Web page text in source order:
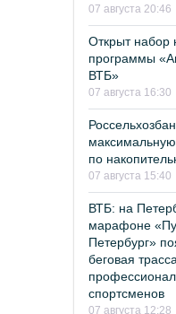
07 августа 20:46
Открыт набор
программы
ВТБ»
07 августа 16:30
по
07 августа 15:40
ВТБ: на
марафоне
Петербург»
беговая
спортсменов
07 августа 12:28